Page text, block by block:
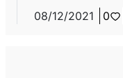
08/12/2021 0